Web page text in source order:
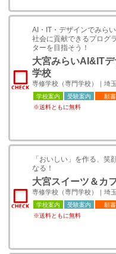
AI・IT・デザインでみらい
社会に貢献できるプログ
ターを目指そう！
大宮みらいAI&ITデ
学校
専修学校（専門学校）｜埼
学校案内 受験案内
願書
※送料ともに無料
「おいしい」を作る、笑
なる！
大宮スイーツ＆カ
専修学校（専門学校）｜埼
学校案内 受験案内
願書
※送料ともに無料